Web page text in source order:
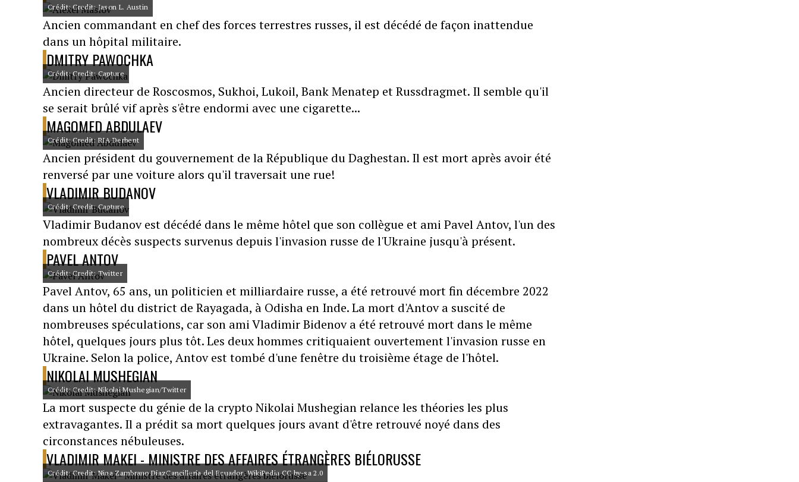
Crédit: Credit: Jason L. Austin
Ancien commandant en chef des forces terrestres russes, il est décédé de façon inattendue
dans un hôpital militaire.
DMITRY PAWOCHKA
Crédit: Credit: Capture
Ancien directeur de Roscosmos, Sukhoi, Lukoil, Bank Menatep et Russdragmet. Il semble qu'il
se serait brûlé vif après s'être endormi avec une cigarette...
MAGOMED ABDULAEV
Crédit: Credit: RIA Derbent
Ancien président du gouvernement de la République du Daghestan. Il est mort après avoir été
renversé par une voiture alors qu'il traversait une rue!
VLADIMIR BUDANOV
Crédit: Credit: Capture
Vladimir Budanov est décédé dans le même hôtel que son collègue et ami Pavel Antov, l'un des
nombreux décès suspects survenus depuis l'invasion russe de l'Ukraine jusqu'à présent.
PAVEL ANTOV
Crédit: Credit: Twitter
Pavel Antov, 65 ans, un politicien et milliardaire russe, a été retrouvé mort fin décembre 2022
dans un hôtel du district de Rayagada, à Odisha en Inde. La mort d'Antov a suscité de
nombreuses spéculations, car son ami Vladimir Bidenov a été retrouvé mort dans le même
hôtel, quelques jours plus tôt. Les deux hommes critiquaient ouvertement l'invasion russe en
Ukraine. Selon la police, Antov est tombé d'une fenêtre du troisième étage de l'hôtel.
NIKOLAI MUSHEGIAN
Crédit: Credit: Nikolai Mushegian/Twitter
La mort suspecte du génie de la crypto Nikolai Mushegian relance les théories les plus
extravagantes. Il a prédit sa mort quelques jours avant d'être retrouvé noyé dans des
circonstances nébuleuses.
VLADIMIR MAKEI - MINISTRE DES AFFAIRES ÉTRANGÈRES BIÉLORUSSE
Crédit: Credit: Nina Zambrano DíazCancillería del Ecuador, WikiPedia CC by-sa 2.0